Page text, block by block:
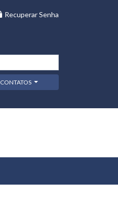
Recuperar Senha
CONTATOS